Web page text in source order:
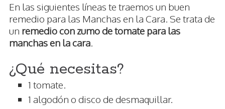
En las siguientes líneas te traemos un buen
remedio para las Manchas en la Cara. Se trata de
un remedio con zumo de tomate para las
manchas en la cara.
¿Qué necesitas?
1 tomate.
1 algodón o disco de desmaquillar.